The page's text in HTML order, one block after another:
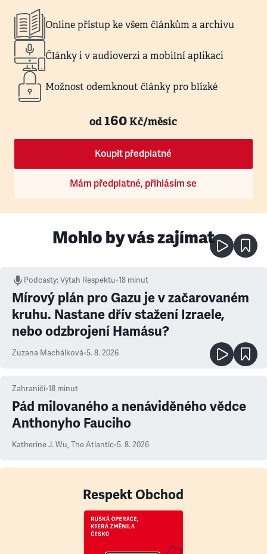
Online přístup ke všem článkům a archivu
Články i v audioverzi a mobilní aplikaci
Možnost odemknout články pro blízké
od160Kč/měsíc
Koupit předplatné
Mám předplatné, přihlásím se
Mohlo by vás zajímat
Podcasty:Výtah Respektu•18 minut
Mírový plán pro Gazu je v začarovaném
kruhu. Nastane dřív stažení Izraele,
nebo odzbrojení Hamásu?
Zuzana Machálková•5. 8. 2026
Zahraničí•18 minut
Pád milovaného a nenáviděného vědce
Anthonyho Fauciho
Katherine J. Wu, The Atlantic•5. 8. 2026
Respekt Obchod